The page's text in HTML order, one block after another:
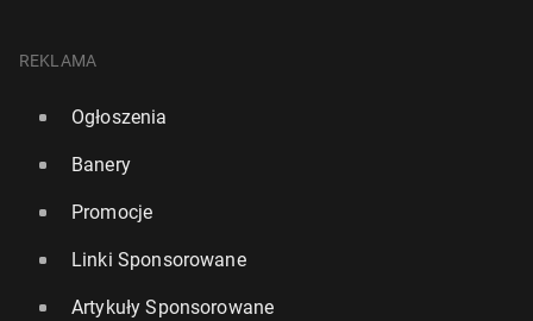
REKLAMA
Ogłoszenia
Banery
Promocje
Linki Sponsorowane
Artykuły Sponsorowane